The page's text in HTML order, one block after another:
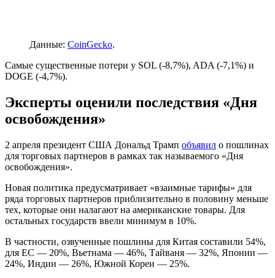
Данные: CoinGecko.
Самые существенные потери у SOL (-8,7%), ADA (-7,1%) и
DOGE (-4,7%).
Эксперты оценили последствия «Дня
освобождения»
2 апреля президент США Дональд Трамп объявил о пошлинах
для торговых партнеров в рамках так называемого «Дня
освобождения».
Новая политика предусматривает «взаимные тарифы» для
ряда торговых партнеров приблизительно в половину меньше
тех, которые они налагают на американские товары. Для
остальных государств ввели минимум в 10%.
В частности, озвученные пошлины для Китая составили 54%,
для ЕС — 20%, Вьетнама — 46%, Тайваня — 32%, Японии —
24%, Индии — 26%, Южной Кореи — 25%.